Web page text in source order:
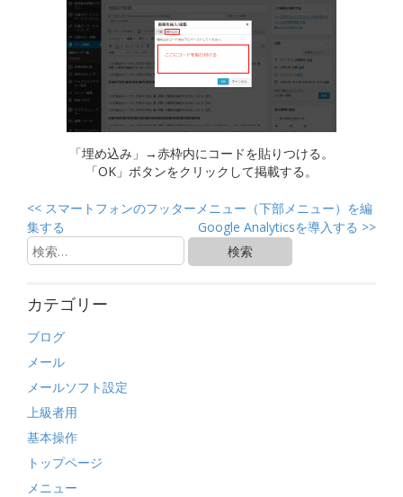
「埋め込み」→赤枠内にコードを貼りつける。
「OK」ボタンをクリックして掲載する。
<< スマートフォンのフッターメニュー（下部メニュー）を編
集する
Google Analyticsを導入する >>
カテゴリー
トップページ
ブログ
メール
メールソフト設定
メニュー
上級者用
基本操作